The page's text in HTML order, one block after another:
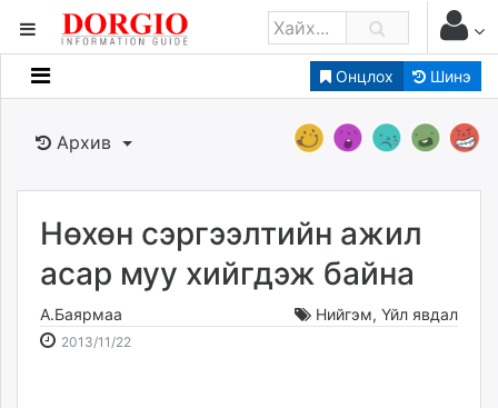
Онцлох Шинэ
Мэдээллийн
Банк санхүү
Бизнес ААН
Төрийн
dorgio.mn
Gogo.mn
Архив
Нөхөн сэргээлтийн ажил
асар муу хийгдэж байна
А.Баярмаа Нийгэм, Үйл явдал
2013/11/22